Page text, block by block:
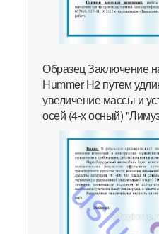
Образец Заключение
Hummer H2 путем
увеличение массы и
осей (4-х осный)